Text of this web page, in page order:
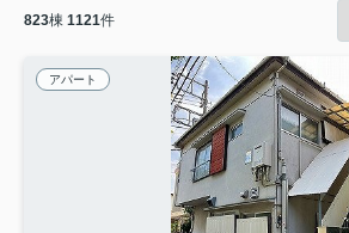
823棟 1121件
アパート